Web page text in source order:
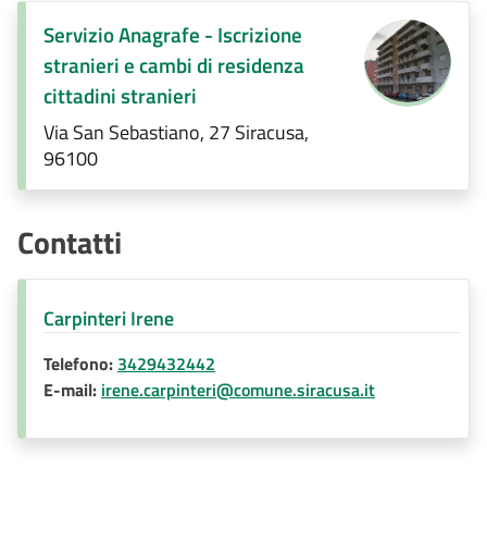
Servizio Anagrafe - Iscrizione
stranieri e cambi di residenza
cittadini stranieri
Via San Sebastiano, 27 Siracusa,
96100
Contatti
Carpinteri Irene
Telefono: 3429432442
E-mail: irene.carpinteri@comune.siracusa.it